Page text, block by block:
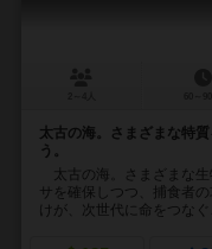
太古の海。さまざまな特
う。
太古の海。さまざまな生
サを確保しつつ、捕食者
けが、次世代に命をつな